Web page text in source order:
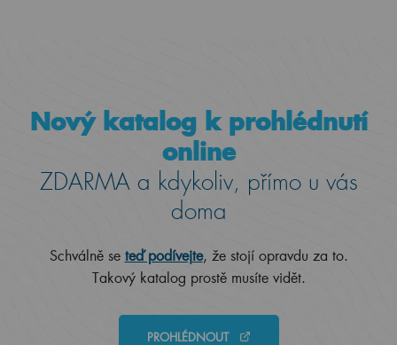
Nový katalog k prohlédnutí
online
ZDARMA a kdykoliv, přímo u vás
doma
Schválně se teď podívejte, že stojí opravdu za to.
Takový katalog prostě musíte vidět.
PROHLÉDNOUT